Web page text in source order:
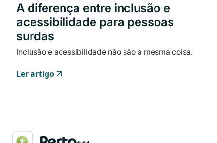
A diferença entre inclusão e
acessibilidade para pessoas
surdas
Inclusão e acessibilidade não são a mesma coisa.
Ler artigo